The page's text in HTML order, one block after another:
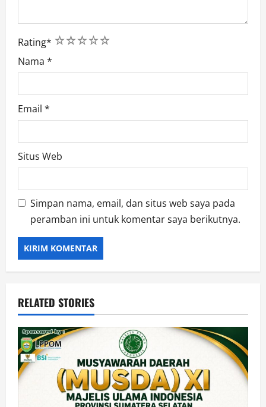
Rating* 5
4
3
2
1
Nama *
Email *
Situs Web
Simpan nama, email, dan situs web saya pada
peramban ini untuk komentar saya berikutnya.
RELATED STORIES